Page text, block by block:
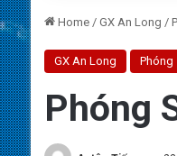
Home / GX An Long /
GX An Long Phóng
Phóng